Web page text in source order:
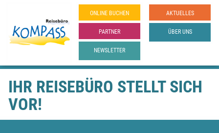
ONLINE­ BUCHEN AKTUELLES
PARTNER ÜBER UNS
NEWSLETTER
IHR REISEBÜRO STELLT SICH
VOR!